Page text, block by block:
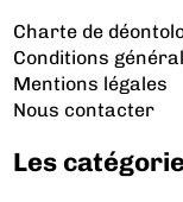
Charte de
Conditions
Mentions légales
Nous contacter
Les